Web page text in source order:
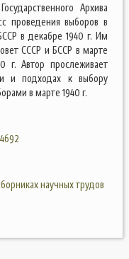
Архива
проведения выборов в
в декабре 1940 г. Им
СССР и БССР в марте
г. Автор прослеживает
и подходах к выбору
в марте 1940 г.
научных трудов